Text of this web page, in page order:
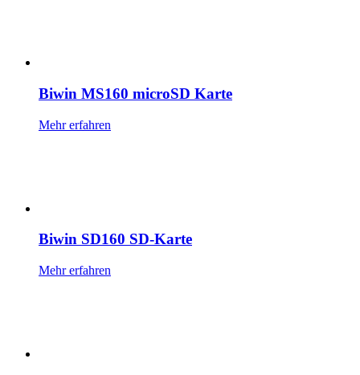
Biwin MS160 microSD Karte
Mehr erfahren
Biwin SD160 SD-Karte
Mehr erfahren